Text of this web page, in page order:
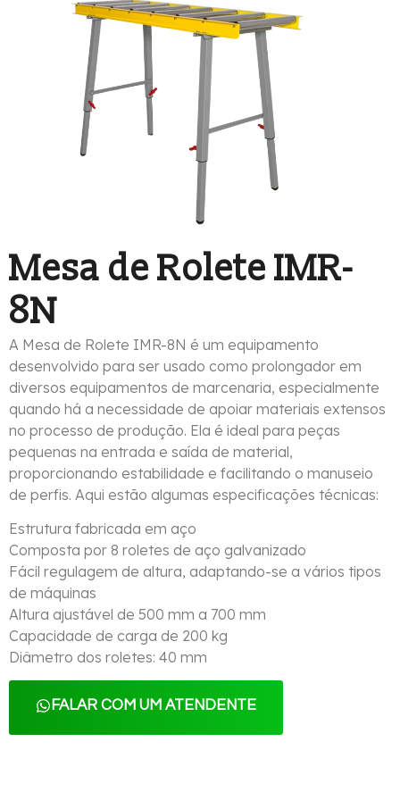
Mesa de Rolete IMR-
8N
A Mesa de Rolete IMR-8N é um equipamento
desenvolvido para ser usado como prolongador em
diversos equipamentos de marcenaria, especialmente
quando há a necessidade de apoiar materiais extensos
no processo de produção. Ela é ideal para peças
pequenas na entrada e saída de material,
proporcionando estabilidade e facilitando o manuseio
de perfis. Aqui estão algumas especificações técnicas:
Estrutura fabricada em aço
Composta por 8 roletes de aço galvanizado
Fácil regulagem de altura, adaptando-se a vários tipos
de máquinas
Altura ajustável de 500 mm a 700 mm
Capacidade de carga de 200 kg
Diâmetro dos roletes: 40 mm
FALAR COM UM ATENDENTE